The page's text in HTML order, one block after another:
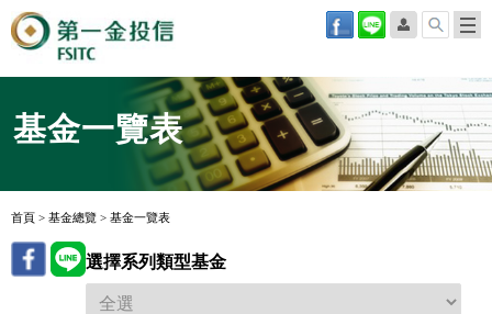
基金一覽表
首頁 > 基金總覽 > 基金一覽表
選擇系列類型基金